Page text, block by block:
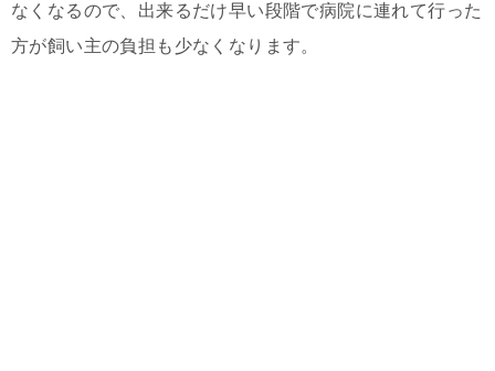
なくなるので、出来るだけ早い段階で病院に連れて行った
方が飼い主の負担も少なくなります。